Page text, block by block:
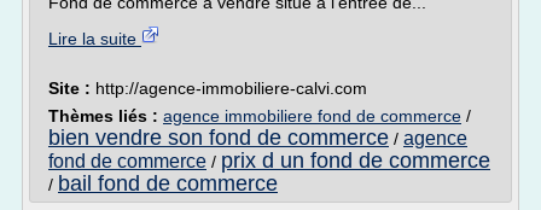
Lire la suite
Site : http://agence-immobiliere-calvi.com
Thèmes liés : agence immobiliere fond de commerce /
bien vendre son fond de commerce / agence
fond de commerce / prix d un fond de commerce
/ bail fond de commerce